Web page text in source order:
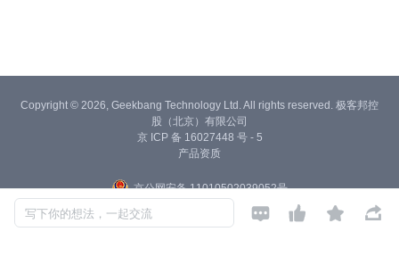
写下你的想法，一起交流    
Copyright © 2026, Geekbang Technology Ltd. All rights reserved. 极客邦控
股（北京）有限公司
京 ICP 备 16027448 号 - 5
产品资质
京公网安备 11010502039052号